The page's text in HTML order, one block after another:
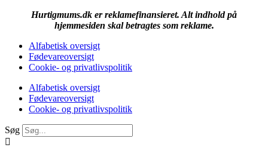
Hurtigmums.dk er reklamefinansieret. Alt indhold på
hjemmesiden skal betragtes som reklame.
Alfabetisk oversigt
Fødevareoversigt
Cookie- og privatlivspolitik
Alfabetisk oversigt
Fødevareoversigt
Cookie- og privatlivspolitik
Søg